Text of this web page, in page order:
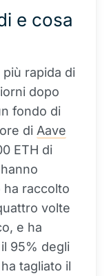
e cosa
rapida di
dopo
fondo di
di Aave
ETH di
ha raccolto
volte
e ha
95% degli
tagliato il